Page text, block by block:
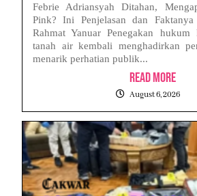
Febrie Adriansyah Ditahan,
Pink? Ini Penjelasan dan
Rahmat Yanuar Penegakan
tanah air kembali menghadirkan
menarik perhatian publik...
Read More
August 6, 2026